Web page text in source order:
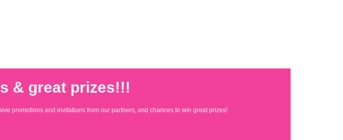
& great prizes!!!
promotions and invitations from our partners, and chances to win great prizes!